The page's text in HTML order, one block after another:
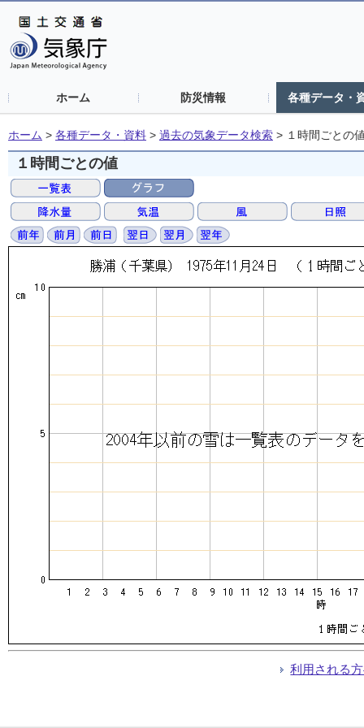
ホーム 防災情報 各種データ・
ホーム > 各種データ・資料 > 過去の気象データ検索 > １時間ごとの
１時間ごとの値
利用される